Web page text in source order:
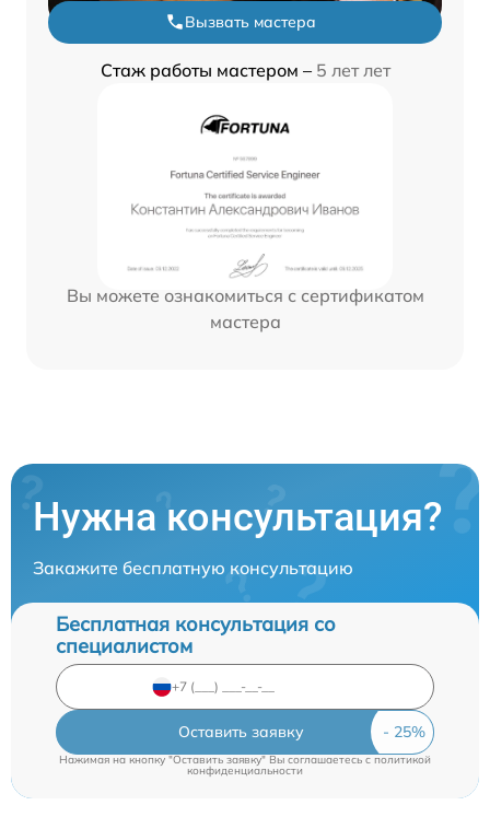
Вызвать мастера
Стаж работы мастером – 5 лет лет
Вы можете ознакомиться с сертификатом
мастера
Нужна консультация?
Закажите бесплатную консультацию
Бесплатная консультация со
специалистом
Оставить заявку
Нажимая на кнопку "Оставить заявку" Вы соглашаетесь cполитикой
конфиденциальности